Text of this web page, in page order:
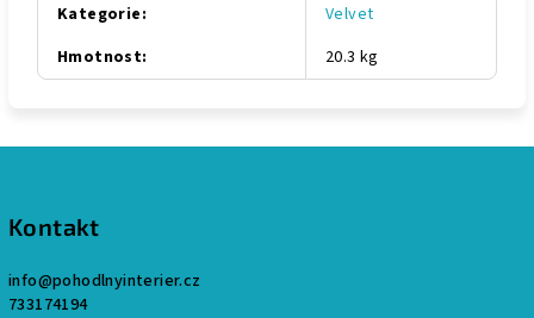
Kategorie:
Velvet
Hmotnost: 20.3 kg
p
t
Kontakt
info@pohodlnyinterier.cz
733174194